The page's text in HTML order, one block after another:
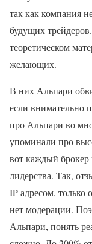
так как компания
будущих
теоретическом
желающих.
В них Альпари
если внимательно
про Альпари во
упоминали про
вот каждый брокер
лидерства. Так,
IP-адресом, только
нет модерации.
Альпари, понять